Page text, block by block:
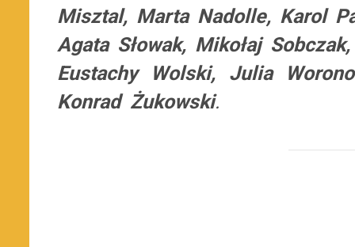
Misztal, Marta Nadolle, Karol
Agata Słowak, Mikołaj
Eustachy Wolski, Julia
Konrad Żukowski.